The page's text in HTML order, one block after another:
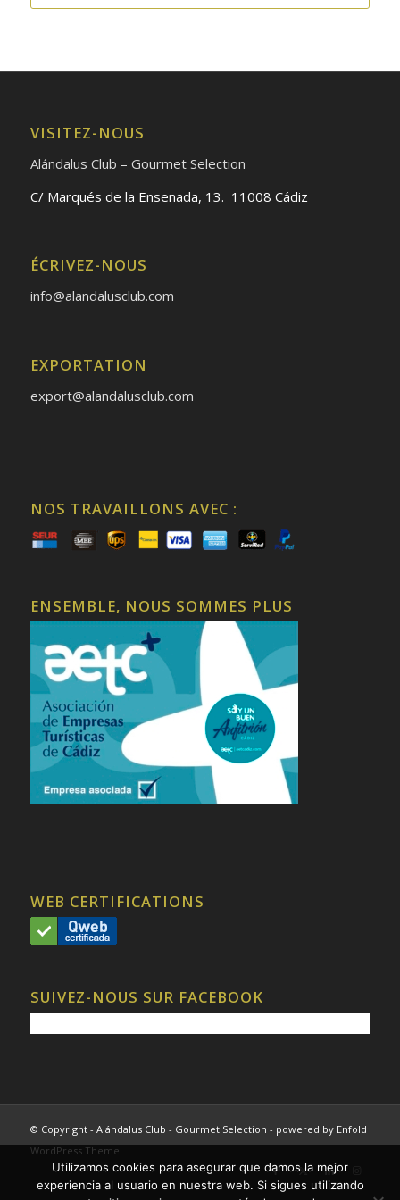
5.89€. 5.00€.
VISITEZ-NOUS
Alándalus Club – Gourmet Selection
C/ Marqués de la Ensenada, 13. 11008 Cádiz
ÉCRIVEZ-NOUS
info@alandalusclub.com
EXPORTATION
export@alandalusclub.com
NOS TRAVAILLONS AVEC :
ENSEMBLE, NOUS SOMMES PLUS
WEB CERTIFICATIONS
SUIVEZ-NOUS SUR FACEBOOK
© Copyright - Alándalus Club - Gourmet Selection - powered by Enfold
WordPress Theme
Utilizamos cookies para asegurar que damos la mejor
experiencia al usuario en nuestra web. Si sigues utilizando